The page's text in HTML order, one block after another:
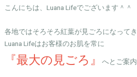
こんにちは、Luana Lifeでございます＾＾
各地ではそろそろ紅葉が見ごろになって
Luana Lifeはお客様のお肌を常に
『最大の見ごろ』 へとご案